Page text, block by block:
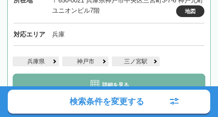
ユニオンビル7階
地図
対応エリア 兵庫
兵庫県 神戸市 三ノ宮駅
詳細を見る
検索条件を変更する